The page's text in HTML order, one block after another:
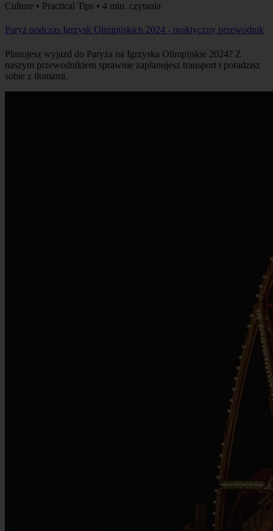
Culture • Practical Tips • 4 min. czytania
Paryż podczas Igrzysk Olimpijskich 2024 - praktyczny przewodnik
Planujesz wyjazd do Paryża na Igrzyska Olimpijskie 2024? Z
naszym przewodnikiem sprawnie zaplanujesz transport i poradzisz
sobie z tłumami.